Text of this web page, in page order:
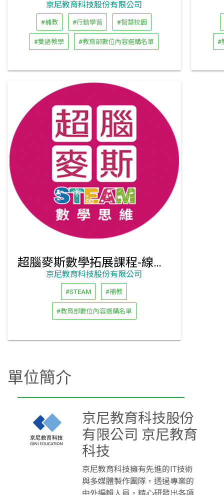
京尼教育科技股份有限公司
#補教 #行動學習 #智慧校園
#雙語教學 #教育部數位內容選購名單 #
超腦麥斯數學拓展課程-線上數位資源
京尼教育科技股份有限公司
#STEAM #補教
#教育部數位內容選購名單
單位簡介
京尼教育科技股份
有限公司 京尼教育
科技
京尼教育科技擁有先進的IT技術
與多媒體製作團隊，透過專業的